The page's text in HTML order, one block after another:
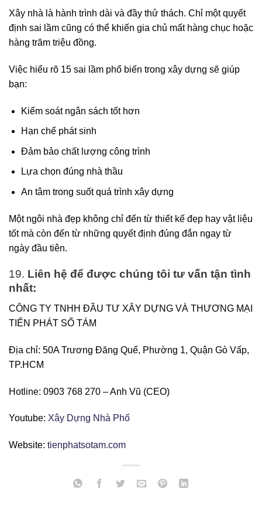
Xây nhà là hành trình dài và đầy thử thách. Chỉ một quyết
định sai lầm cũng có thể khiến gia chủ mất hàng chục hoặc
hàng trăm triệu đồng.
Việc hiểu rõ 15 sai lầm phổ biến trong xây dựng sẽ giúp
bạn:
Kiểm soát ngân sách tốt hơn
Hạn chế phát sinh
Đảm bảo chất lượng công trình
Lựa chọn đúng nhà thầu
An tâm trong suốt quá trình xây dựng
Một ngôi nhà đẹp không chỉ đến từ thiết kế đẹp hay vật liệu
tốt mà còn đến từ những quyết định đúng đắn ngay từ
ngày đầu tiên.
19. Liên hệ để được chúng tôi tư vấn tận tình
nhất:
CÔNG TY TNHH ĐẦU TƯ XÂY DỰNG VÀ THƯƠNG MẠI
TIẾN PHÁT SỐ TÁM
Địa chỉ: 50A Trương Đăng Quế, Phường 1, Quận Gò Vấp,
TP.HCM
Hotline: 0903 768 270 – Anh Vũ (CEO)
Youtube: Xây Dựng Nhà Phố
Website: tienphatsotam.com